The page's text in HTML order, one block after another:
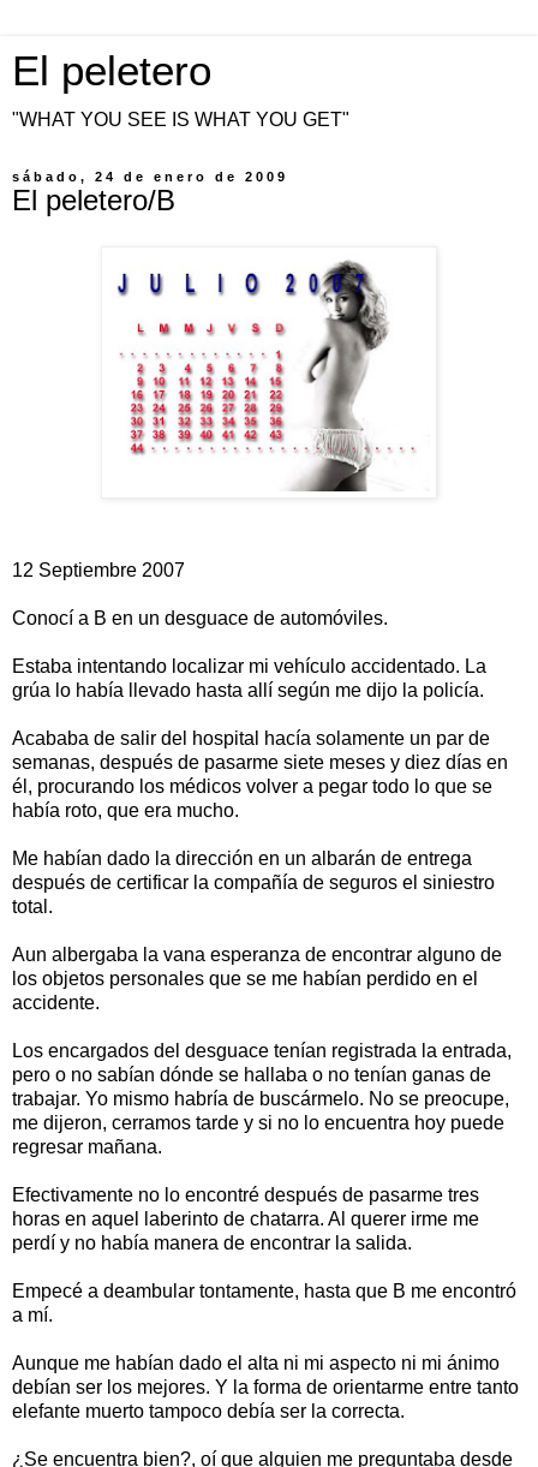
El peletero
"WHAT YOU SEE IS WHAT YOU GET"
sábado, 24 de enero de 2009
El peletero/B
12 Septiembre 2007
Conocí a B en un desguace de automóviles.
Estaba intentando localizar mi vehículo accidentado. La
grúa lo había llevado hasta allí según me dijo la policía.
Acababa de salir del hospital hacía solamente un par de
semanas, después de pasarme siete meses y diez días en
él, procurando los médicos volver a pegar todo lo que se
había roto, que era mucho.
Me habían dado la dirección en un albarán de entrega
después de certificar la compañía de seguros el siniestro
total.
Aun albergaba la vana esperanza de encontrar alguno de
los objetos personales que se me habían perdido en el
accidente.
Los encargados del desguace tenían registrada la entrada,
pero o no sabían dónde se hallaba o no tenían ganas de
trabajar. Yo mismo habría de buscármelo. No se preocupe,
me dijeron, cerramos tarde y si no lo encuentra hoy puede
regresar mañana.
Efectivamente no lo encontré después de pasarme tres
horas en aquel laberinto de chatarra. Al querer irme me
perdí y no había manera de encontrar la salida.
Empecé a deambular tontamente, hasta que B me encontró
a mí.
Aunque me habían dado el alta ni mi aspecto ni mi ánimo
debían ser los mejores. Y la forma de orientarme entre tanto
elefante muerto tampoco debía ser la correcta.
¿Se encuentra bien?, oí que alguien me preguntaba desde